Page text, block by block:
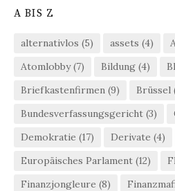
A BIS Z
alternativlos (5) assets (4)
Atomlobby(7) Bildung (4)
Briefkastenfirmen (9) Brüssel
Bundesverfassungsgericht (3)
Demokratie (17) Derivate (4)
Europäisches Parlament (12)
Finanzjongleure (8)